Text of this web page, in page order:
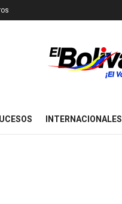
INTERNACIONALES